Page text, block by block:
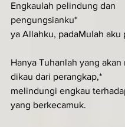
Engkaulah pelindung dan
pengungsianku*
ya Allahku, padaMulah aku
Hanya Tuhanlah yang akan
dikau dari perangkap,*
melindungi engkau
yang berkecamuk.